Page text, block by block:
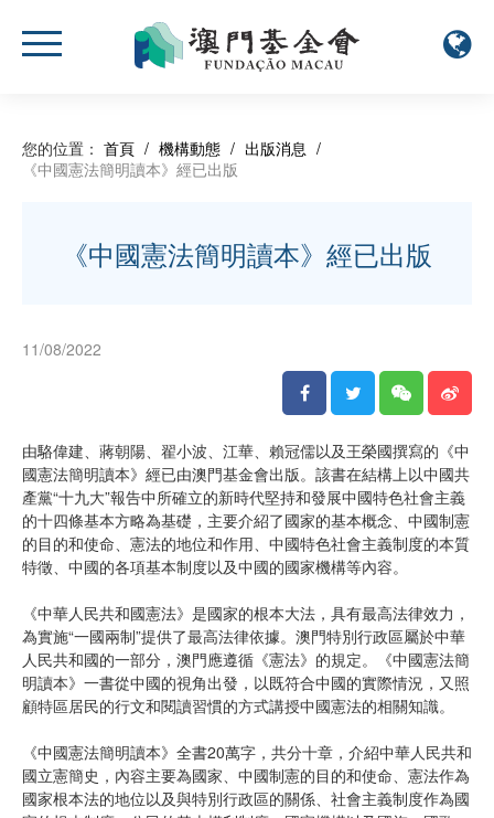
您的位置： 首頁 / 機構動態 / 出版消息 /
《中國憲法簡明讀本》經已出版
《中國憲法簡明讀本》經已出版
11/08/2022
由駱偉建、蔣朝陽、翟小波、江華、賴冠儒以及王榮國撰寫的《中
國憲法簡明讀本》經已由澳門基金會出版。該書在結構上以中國共
產黨“十九大”報告中所確立的新時代堅持和發展中國特色社會主義
的十四條基本方略為基礎，主要介紹了國家的基本概念、中國制憲
的目的和使命、憲法的地位和作用、中國特色社會主義制度的本質
特徵、中國的各項基本制度以及中國的國家機構等內容。
《中華人民共和國憲法》是國家的根本大法，具有最高法律效力，
為實施“一國兩制”提供了最高法律依據。澳門特別行政區屬於中華
人民共和國的一部分，澳門應遵循《憲法》的規定。《中國憲法簡
明讀本》一書從中國的視角出發，以既符合中國的實際情況，又照
顧特區居民的行文和閱讀習慣的方式講授中國憲法的相關知識。
《中國憲法簡明讀本》全書20萬字，共分十章，介紹中華人民共和
國立憲簡史，內容主要為國家、中國制憲的目的和使命、憲法作為
國家根本法的地位以及與特別行政區的關係、社會主義制度作為國